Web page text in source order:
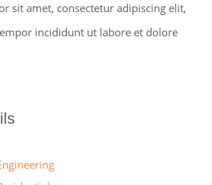
sit amet, consectetur adipiscing elit,
incididunt ut labore et dolore